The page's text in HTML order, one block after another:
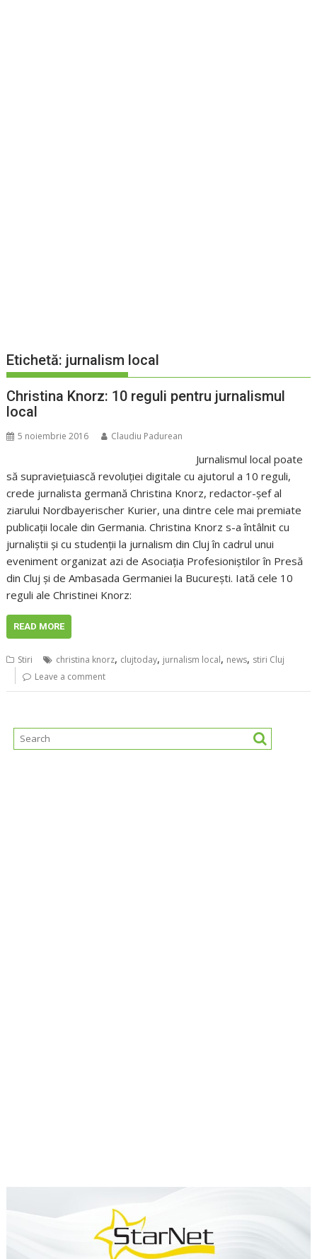
Etichetă: jurnalism local
Christina Knorz: 10 reguli pentru jurnalismul
local
5 noiembrie 2016 Claudiu Padurean
Jurnalismul local poate
să supravieţuiască revoluţiei digitale cu ajutorul a 10 reguli,
crede jurnalista germană Christina Knorz, redactor-şef al
ziarului Nordbayerischer Kurier, una dintre cele mai premiate
publicaţii locale din Germania. Christina Knorz s-a întâlnit cu
jurnaliştii şi cu studenţii la jurnalism din Cluj în cadrul unui
eveniment organizat azi de Asociaţia Profesioniştilor în Presă
din Cluj şi de Ambasada Germaniei la Bucureşti. Iată cele 10
reguli ale Christinei Knorz:
READ MORE
Stiri christina knorz, clujtoday, jurnalism local, news, stiri Cluj
Leave a comment